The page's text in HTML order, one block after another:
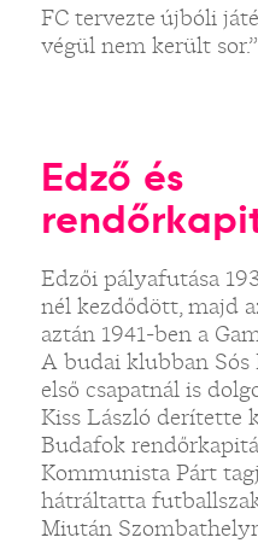
FC tervezte újbóli
végül nem került sor.”
Edző és
Edzői pályafutása
nél kezdődött, majd
aztán 1941-ben a
A budai klubban Sós
első csapatnál is
Kiss László derítette
Budafok
Kommunista Párt
hátráltatta
Miután